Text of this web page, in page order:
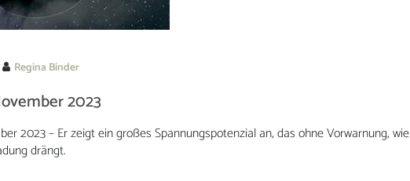
Regina Binder
2023
2023 – Er zeigt ein großes Spannungspotenzial an, das ohne Vorwarnung, wie
drängt.